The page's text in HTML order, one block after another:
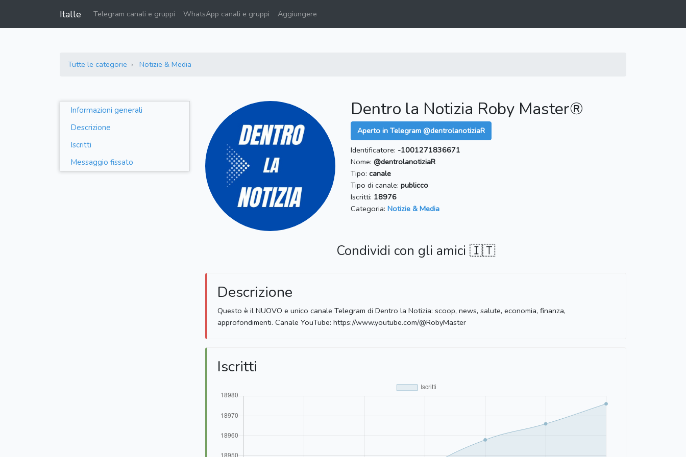
Italle Telegram canali e gruppi WhatsApp canali e gruppi Aggiungere
Tutte le categorie Notizie & Media
Informazioni generali
Descrizione
Iscritti
Messaggio fissato
Dentro la Notizia Roby Master®️
Aperto in Telegram @dentrolanotiziaR
Identificatore: -1001271836671
Nome: @dentrolanotiziaR
Tipo: canale
Tipo di canale: publicco
Iscritti: 18976
Categoria: Notizie & Media
Condividi con gli amici 🇮🇹
Descrizione
Questo è il NUOVO e unico canale Telegram di Dentro la Notizia: scoop, news, salute, economia, finanza,
approfondimenti. Canale YouTube: https://www.youtube.com/@RobyMaster
Iscritti